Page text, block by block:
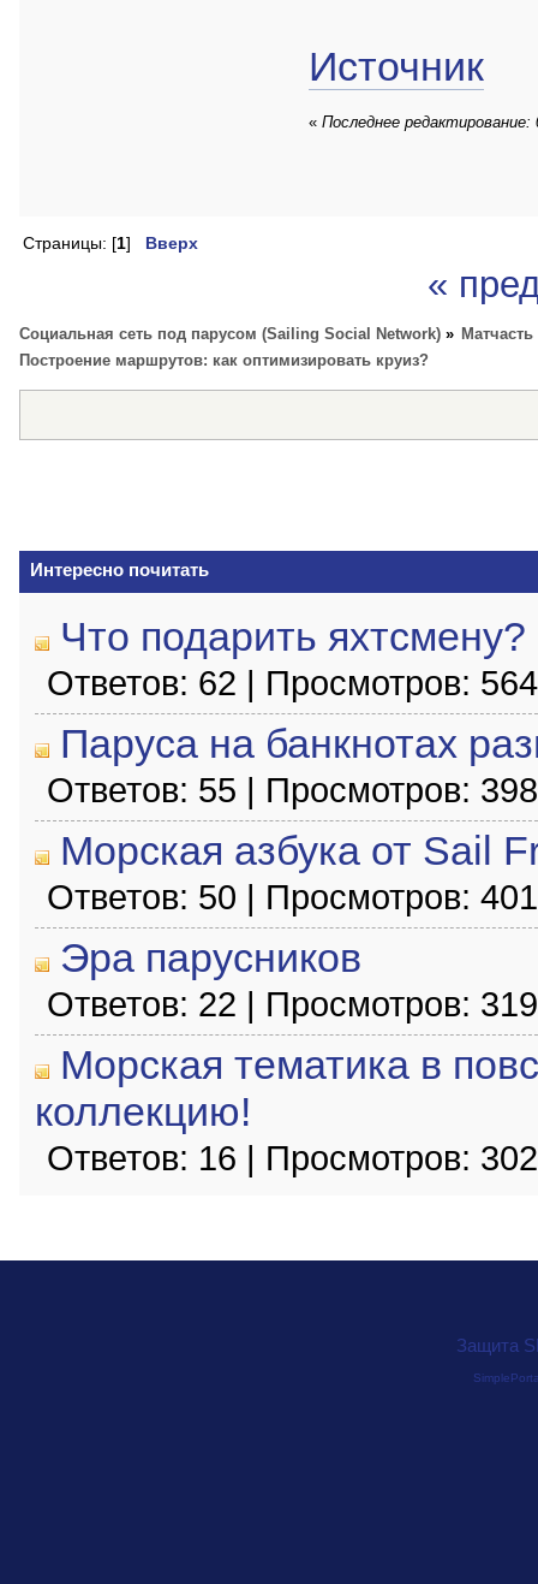
Источник
« Последнее
Страницы: [1] Вверх
«
Социальная сеть под парусом (Sailing Social Network) » Матчасть
Построение маршрутов: как оптимизировать круиз?
Интересно почитать
Что подарить яхтсмену?
Ответов: 62 | Просмотров:
Паруса на банкнотах
Ответов: 55 | Просмотров:
Морская азбука от Sail
Ответов: 50 | Просмотров:
Эра парусников
Ответов: 22 | Просмотров:
Морская тематика в
коллекцию!
Ответов: 16 | Просмотров:
Защита